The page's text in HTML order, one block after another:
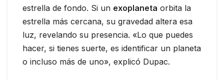
estrella de fondo. Si un exoplaneta orbita la
estrella más cercana, su gravedad altera esa
luz, revelando su presencia. «Lo que puedes
hacer, si tienes suerte, es identificar un planeta
o incluso más de uno», explicó Dupac.